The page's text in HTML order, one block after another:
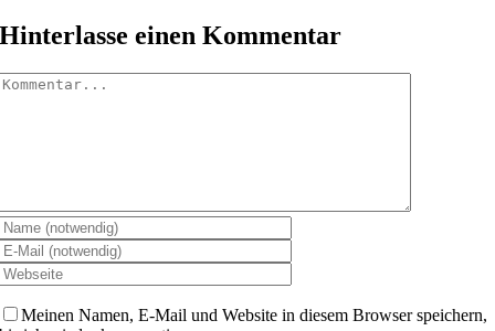
Hinterlasse einen Kommentar
Meinen Namen, E-Mail und Website in diesem Browser speichern,